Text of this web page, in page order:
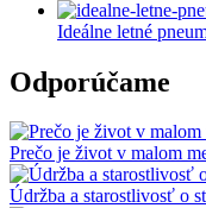
Ideálne letné
Odporúčame
Prečo je život v malom
Údržba a starostlivosť o